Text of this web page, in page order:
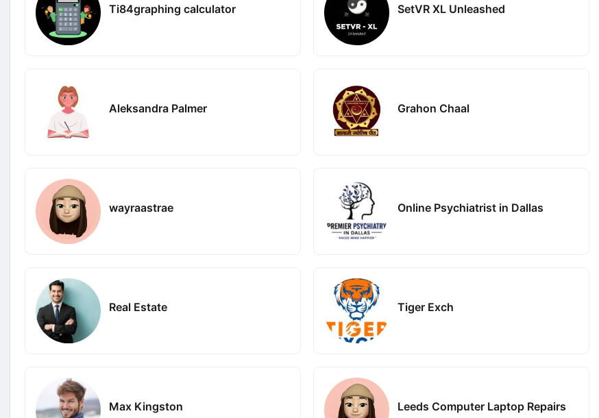
Ti84graphing calculator SetVR XL Unleashed
Aleksandra Palmer Grahon Chaal
wayraastrae Online Psychiatrist in Dallas
Real Estate Tiger Exch
Max Kingston Leeds Computer Laptop Repairs